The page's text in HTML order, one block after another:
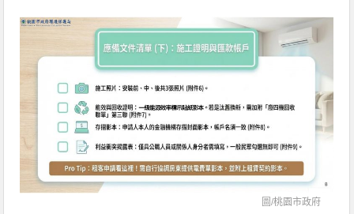
圖/桃園市政府